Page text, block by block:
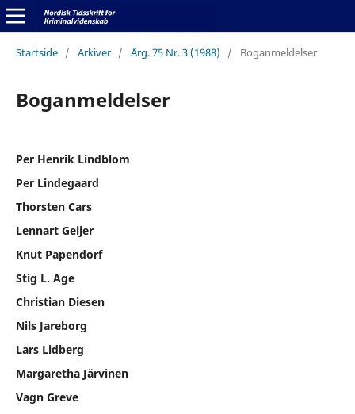
Startside / Arkiver / Årg. 75 Nr. 3 (1988) / Boganmeldelser
Boganmeldelser
Per Henrik Lindblom
Per Lindegaard
Thorsten Cars
Lennart Geijer
Knut Papendorf
Stig L. Age
Christian Diesen
Nils Jareborg
Lars Lidberg
Margaretha Järvinen
Vagn Greve